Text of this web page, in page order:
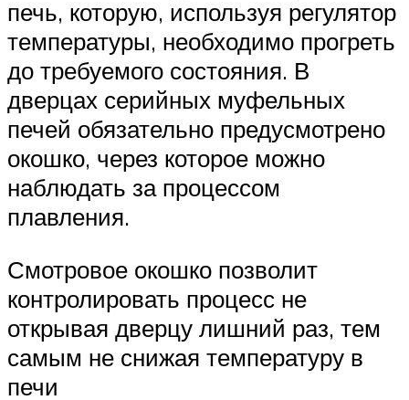
печь, которую, используя регулятор
температуры, необходимо прогреть
до требуемого состояния. В
дверцах серийных муфельных
печей обязательно предусмотрено
окошко, через которое можно
наблюдать за процессом
плавления.
Смотровое окошко позволит
контролировать процесс не
открывая дверцу лишний раз, тем
самым не снижая температуру в
печи